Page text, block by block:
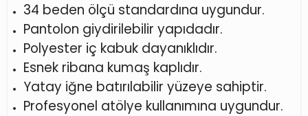
34 beden ölçü standardına uygundur.
Pantolon giydirilebilir yapıdadır.
Polyester iç kabuk dayanıklıdır.
Esnek ribana kumaş kaplıdır.
Yatay iğne batırılabilir yüzeye sahiptir.
Profesyonel atölye kullanımına uygundur.